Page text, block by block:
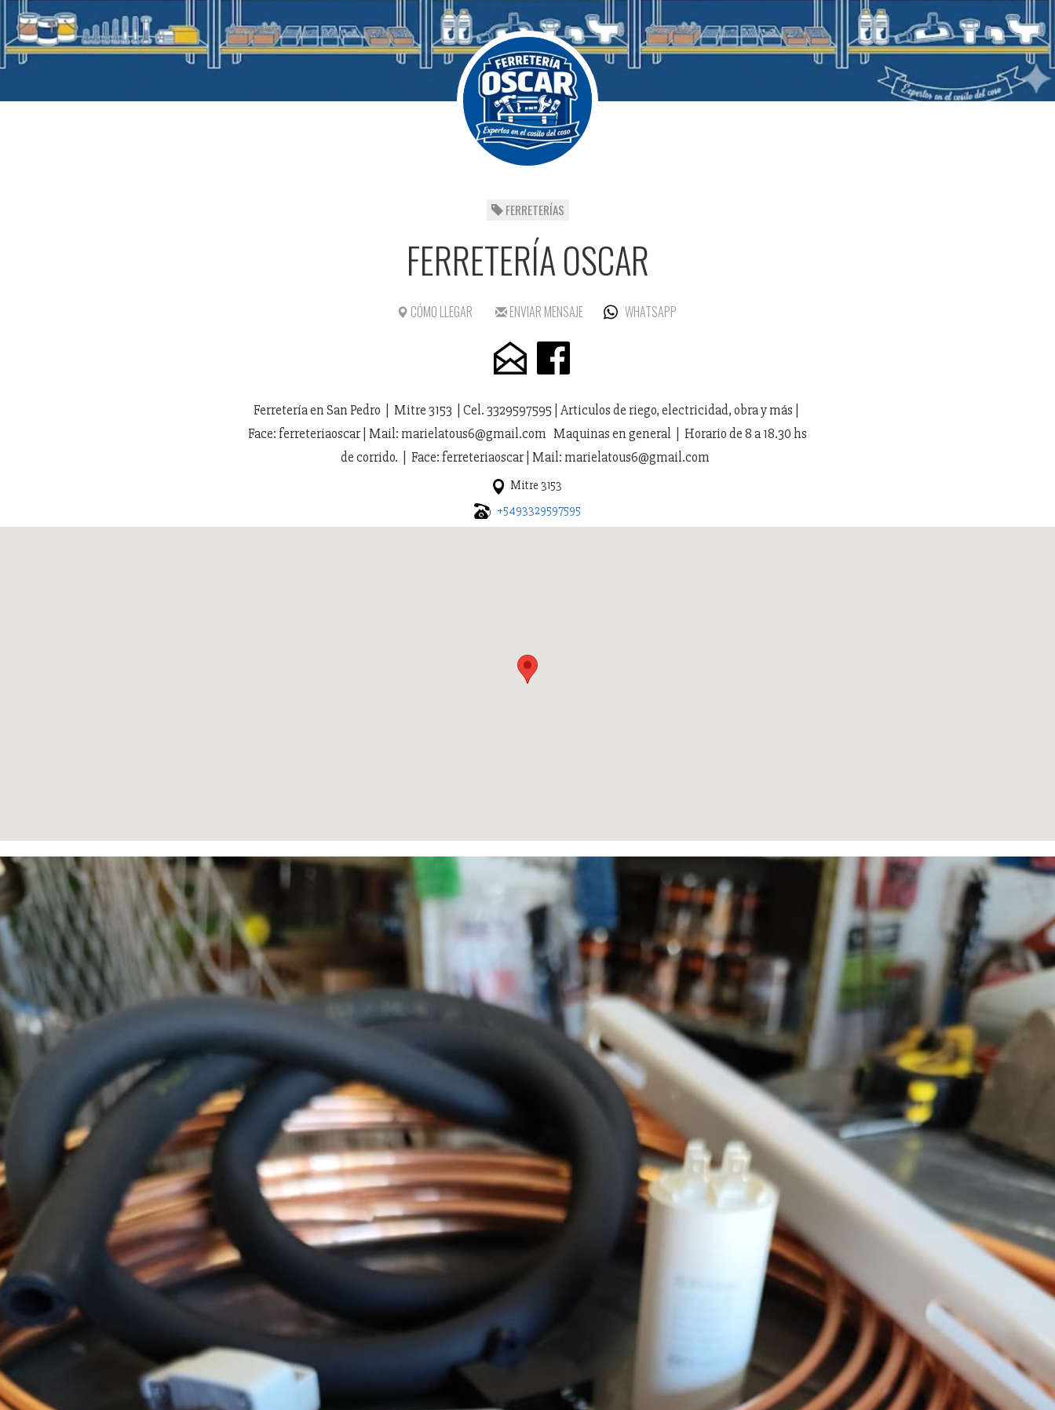
FERRETERÍAS
FERRETERÍA OSCAR
CÓMO LLEGAR ENVIAR MENSAJE WHATSAPP
Ferretería en San Pedro | Mitre 3153 | Cel. 3329597595 | Articulos de riego, electricidad, obra y más |
Face: ferreteriaoscar | Mail: marielatous6@gmail.com Maquinas en general | Horario de 8 a 18.30 hs
de corrido. | Face: ferreteriaoscar | Mail: marielatous6@gmail.com
Mitre 3153
+5493329597595